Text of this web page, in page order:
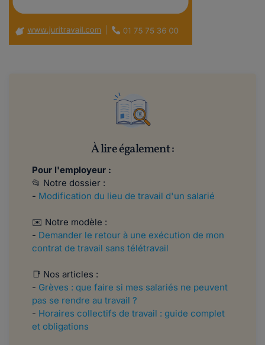
À lire également :
Pour l'employeur :
📂 Notre dossier :
- Modification du lieu de travail d'un salarié
✉️ Notre modèle :
​​​​​- Demander le retour à une exécution de mon
contrat de travail sans télétravail
📑 Nos articles :
- Grèves : que faire si mes salariés ne peuvent
pas se rendre au travail ?
- Horaires collectifs de travail : guide complet
et obligations